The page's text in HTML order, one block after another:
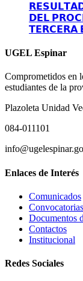
𝗗𝗘𝗟
𝗧𝗘𝗥𝗖𝗘𝗥𝗔
UGEL Espinar
Comprometidos en
estudiantes de la
Plazoleta Unidad
084-011101
Enlaces de Interés
Comunicados
Convocatorias
Documentos
Contactos
Institucional
Redes Sociales